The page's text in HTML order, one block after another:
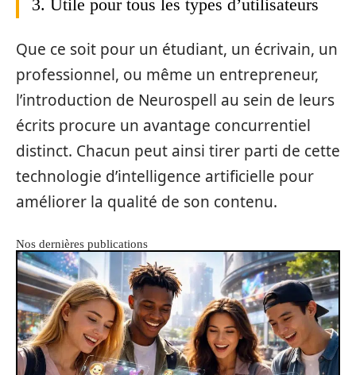
3. Utile pour tous les types d’utilisateurs
Que ce soit pour un étudiant, un écrivain, un
professionnel, ou même un entrepreneur,
l’introduction de Neurospell au sein de leurs
écrits procure un avantage concurrentiel
distinct. Chacun peut ainsi tirer parti de cette
technologie d’intelligence artificielle pour
améliorer la qualité de son contenu.
Nos dernières publications